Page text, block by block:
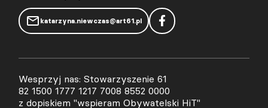
katarzyna.niewczas@art61.pl
Wesprzyj nas: Stowarzyszenie 61
82 1500 1777 1217 7008 8552 0000
z dopiskiem "wspieram Obywatelski HiT"